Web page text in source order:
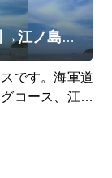
長津田→海軍道路→境川→江ノ島鎌倉逗子葉山40キロ
です。海軍道
コース、江ノ
葉山の森戸神
ます。 早朝が